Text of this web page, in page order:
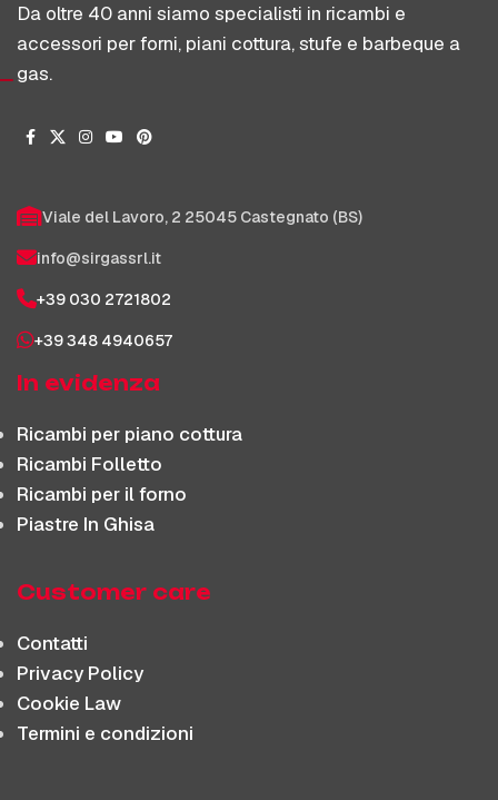
Da oltre 40 anni siamo specialisti in ricambi e
accessori per forni, piani cottura, stufe e barbeque a
gas.
Viale del Lavoro, 2 25045 Castegnato (BS)
info@sirgassrl.it
+39 030 2721802
+39 348 4940657
In evidenza
Ricambi per piano cottura
Ricambi Folletto
Ricambi per il forno
Piastre In Ghisa
Customer care
Contatti
Privacy Policy
Cookie Law
Termini e condizioni